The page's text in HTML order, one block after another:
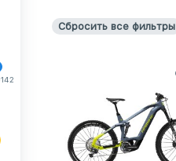
Сбросить все фильтры